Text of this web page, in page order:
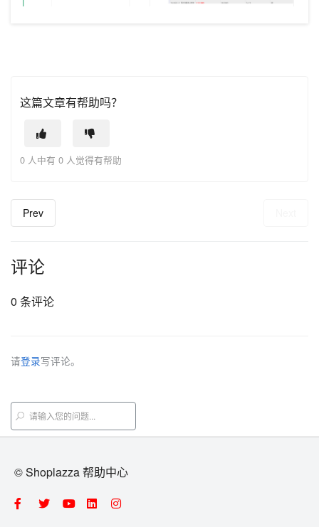
这篇文章有帮助吗？
0 人中有 0 人觉得有帮助
Prev
评论
0 条评论
请登录写评论。
© Shoplazza 帮助中心